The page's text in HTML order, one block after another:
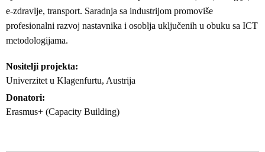
e-zdravlje, transport. Saradnja sa industrijom promoviše
profesionalni razvoj nastavnika i osoblja uključenih u obuku sa ICT
metodologijama.
Nositelji projekta
Univerzitet u Klagenfurtu, Austrija
Donatori
Erasmus+ (Capacity Building)